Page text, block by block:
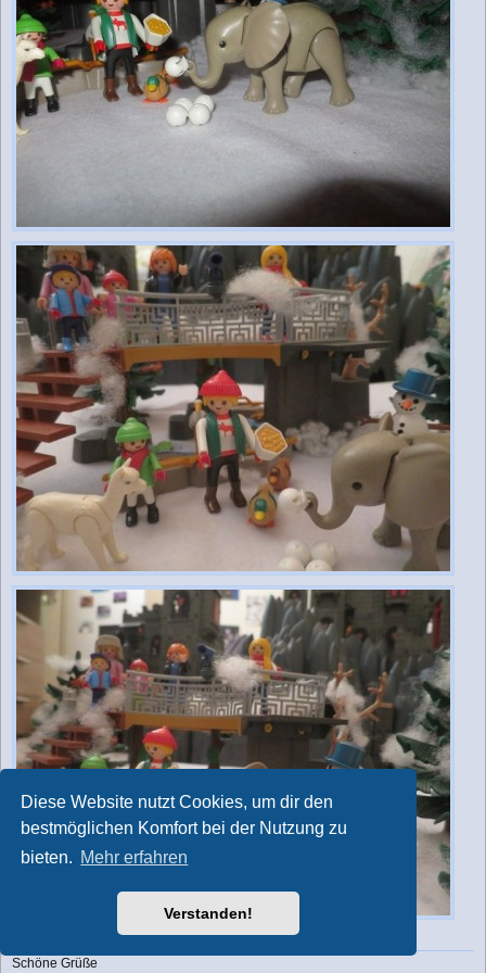
Diese Website nutzt Cookies, um dir den
bestmöglichen Komfort bei der Nutzung zu
bieten. Mehr erfahren
Verstanden!
Schöne Grüße